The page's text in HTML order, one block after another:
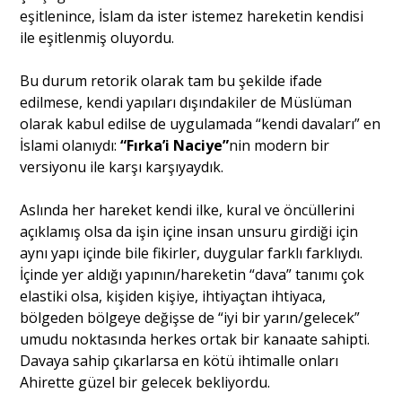
eşitlenince, İslam da ister istemez hareketin kendisi
ile eşitlenmiş oluyordu.
Bu durum retorik olarak tam bu şekilde ifade
edilmese, kendi yapıları dışındakiler de Müslüman
olarak kabul edilse de uygulamada “kendi davaları” en
İslami olanıydı: “Fırka’i Naciye”nin modern bir
versiyonu ile karşı karşıyaydık.
Aslında her hareket kendi ilke, kural ve öncüllerini
açıklamış olsa da işin içine insan unsuru girdiği için
aynı yapı içinde bile fikirler, duygular farklı farklıydı.
İçinde yer aldığı yapının/hareketin “dava” tanımı çok
elastiki olsa, kişiden kişiye, ihtiyaçtan ihtiyaca,
bölgeden bölgeye değişse de “iyi bir yarın/gelecek”
umudu noktasında herkes ortak bir kanaate sahipti.
Davaya sahip çıkarlarsa en kötü ihtimalle onları
Ahirette güzel bir gelecek bekliyordu.